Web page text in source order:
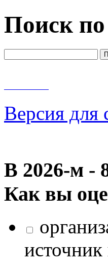
Поиск по
Версия для
В 2026‑м -
Как вы